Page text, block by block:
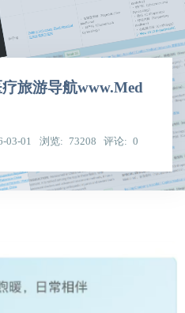
旅游导航www.Med
03-01 浏览 73208 评论 0